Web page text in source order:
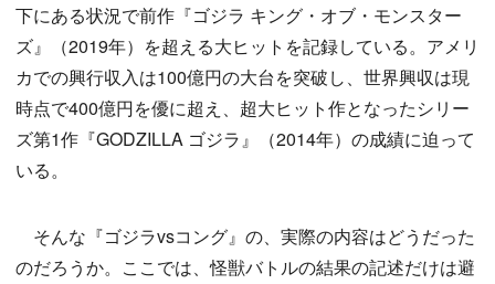
下にある状況で前作『ゴジラ キング・オブ・モンスター
ズ』（2019年）を超える大ヒットを記録している。アメリ
カでの興行収入は100億円の大台を突破し、世界興収は現
時点で400億円を優に超え、超大ヒット作となったシリー
ズ第1作『GODZILLA ゴジラ』（2014年）の成績に迫って
いる。
そんな『ゴジラvsコング』の、実際の内容はどうだった
のだろうか。ここでは、怪獣バトルの結果の記述だけは避